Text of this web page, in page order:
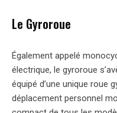
Le Gyroroue
Également appelé
électrique, le gyroroue
équipé d’une unique roue
déplacement personnel